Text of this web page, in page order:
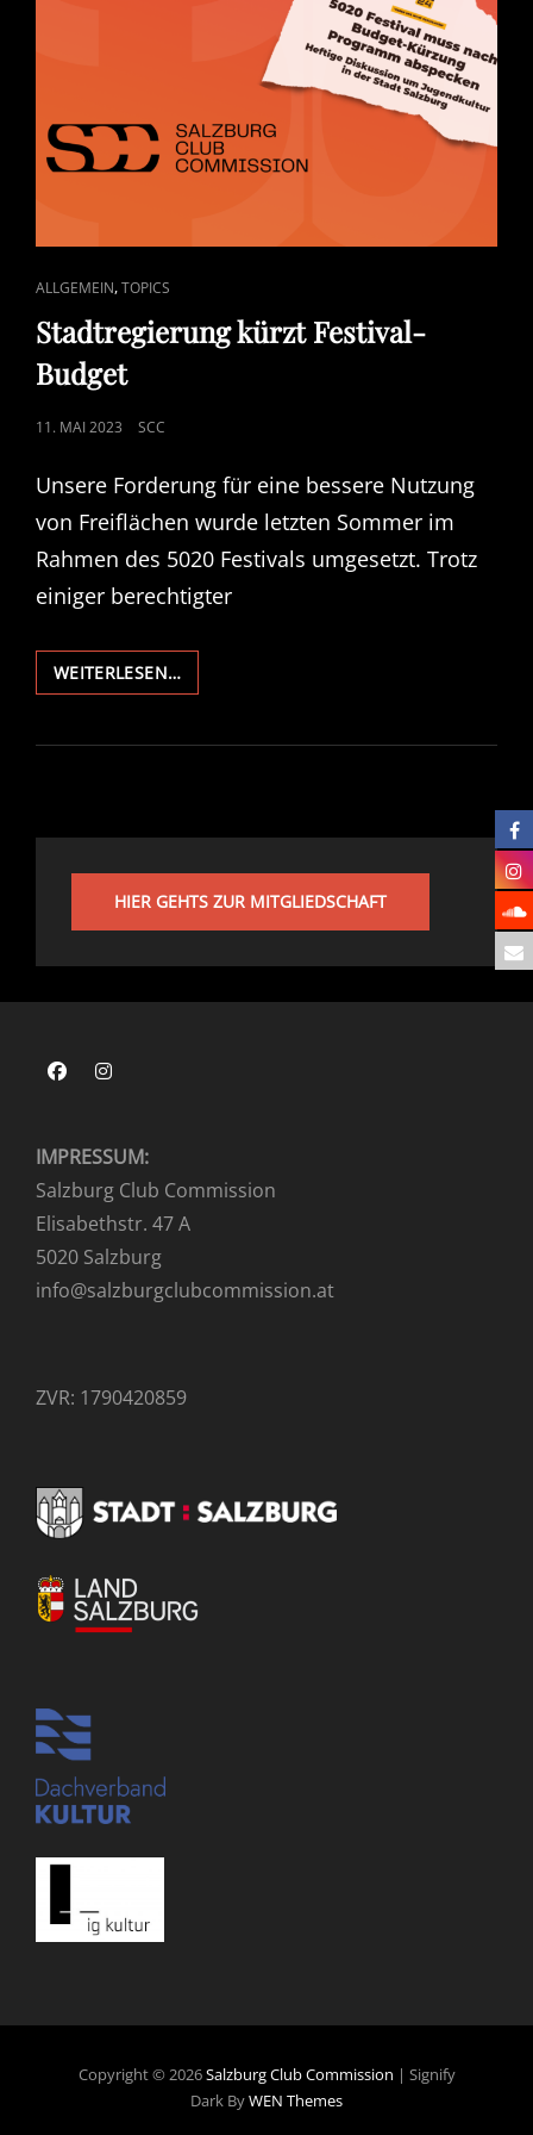
CAT
LINKS
ALLGEMEIN,TOPICS
Stadtregierung kürzt Festival-
Budget
POSTED
11. MAI 2023 SCC
Unsere Forderung für eine bessere Nutzung
von Freiflächen wurde letzten Sommer im
Rahmen des 5020 Festivals umgesetzt. Trotz
einiger berechtigter
WEITERLESEN…STADTREGIERUNG
KÜRZT
BUDGET
HIER GEHTS ZUR MITGLIEDSCHAFT
FacebookInstagram
IMPRESSUM:
Salzburg Club Commission
Elisabethstr. 47 A
5020 Salzburg
info@salzburgclubcommission.at
ZVR: 1790420859
Copyright © 2026Salzburg Club Commission | Signify
Dark ByWEN Themes